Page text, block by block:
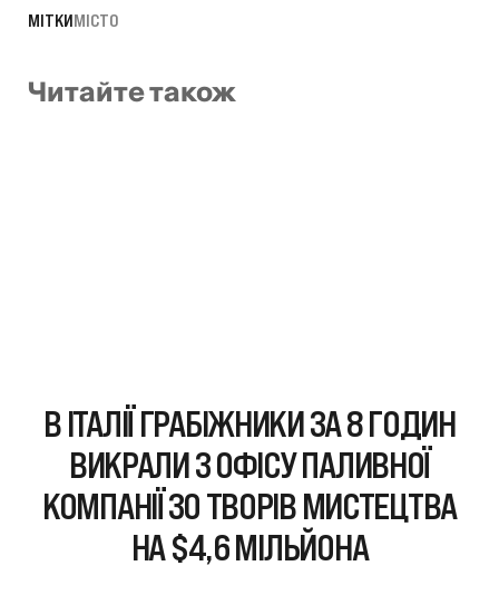
МІТКИМІСТО
Читайте також
В ІТАЛІЇ ГРАБІЖНИКИ ЗА 8 ГОДИН
ВИКРАЛИ З ОФІСУ ПАЛИВНОЇ
КОМПАНІЇ 30 ТВОРІВ МИСТЕЦТВА
НА $4,6 МІЛЬЙОНА